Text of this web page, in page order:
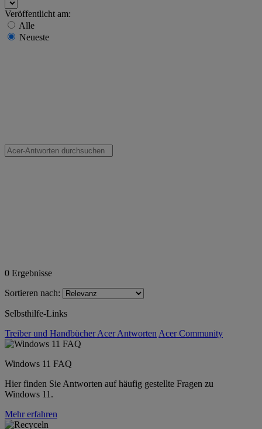
Veröffentlicht am:
Alle
Neueste
0 Ergebnisse
Sortieren nach:
Selbsthilfe-Links
Treiber und HandbücherAcer Antworten Acer Community
Windows 11 FAQ
Hier finden Sie Antworten auf häufig gestellte Fragen zu
Windows 11.
Mehr erfahren